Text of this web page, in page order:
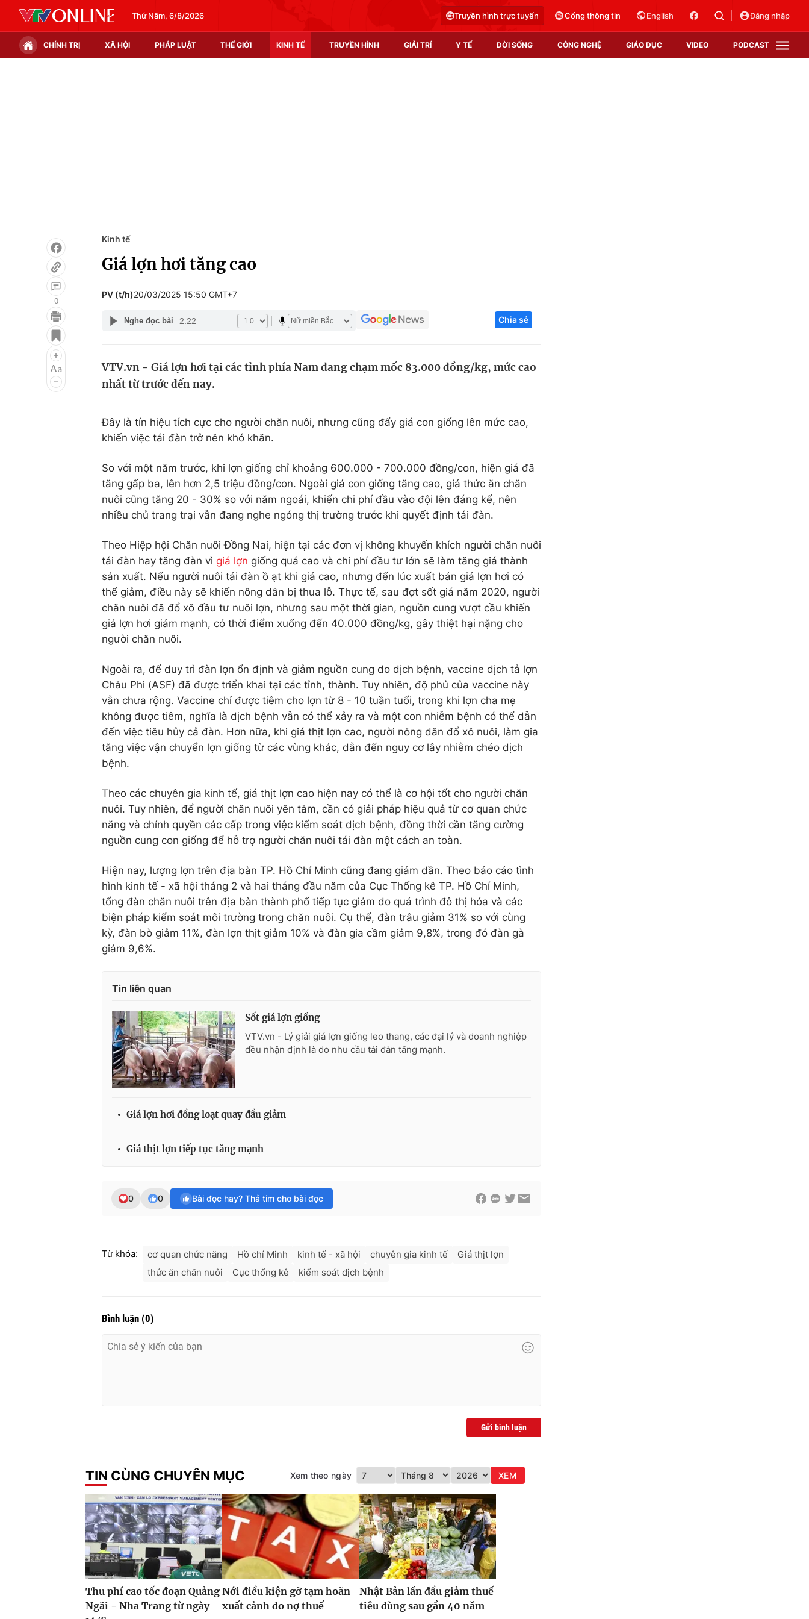
Thứ Năm, 6/8/2026 Truyền hình trực tuyến Cổng thông tin English Đăng nhập
CHÍNH TRỊ XÃ HỘI PHÁP LUẬT THẾ GIỚI KINH TẾ TRUYỀN HÌNH GIẢI TRÍ Y TẾ ĐỜI SỐNG CÔNG NGHỆ GIÁO DỤC VIDEO PODCAST
Điện ảnh
Âm nhạc
Làm đẹp
Giáo dục
Học trực tuyến
Công nghệ
Sản phẩm
Tư vấn
0
Kinh tế
Giá lợn hơi tăng cao
PV (t/h)20/03/2025 15:50 GMT+7
Nghe đọc bài 2:22 Chia sẻ
VTV.vn - Giá lợn hơi tại các tỉnh phía Nam đang chạm mốc 83.000 đồng/kg, mức cao
nhất từ trước đến nay.
Đây là tín hiệu tích cực cho người chăn nuôi, nhưng cũng đẩy giá con giống lên mức cao,
khiến việc tái đàn trở nên khó khăn.
So với một năm trước, khi lợn giống chỉ khoảng 600.000 - 700.000 đồng/con, hiện giá đã
tăng gấp ba, lên hơn 2,5 triệu đồng/con. Ngoài giá con giống tăng cao, giá thức ăn chăn
nuôi cũng tăng 20 - 30% so với năm ngoái, khiến chi phí đầu vào đội lên đáng kể, nên
nhiều chủ trang trại vẫn đang nghe ngóng thị trường trước khi quyết định tái đàn.
Theo Hiệp hội Chăn nuôi Đồng Nai, hiện tại các đơn vị không khuyến khích người chăn nuôi
tái đàn hay tăng đàn vì giá lợn giống quá cao và chi phí đầu tư lớn sẽ làm tăng giá thành
sản xuất. Nếu người nuôi tái đàn ồ ạt khi giá cao, nhưng đến lúc xuất bán giá lợn hơi có
thể giảm, điều này sẽ khiến nông dân bị thua lỗ. Thực tế, sau đợt sốt giá năm 2020, người
chăn nuôi đã đổ xô đầu tư nuôi lợn, nhưng sau một thời gian, nguồn cung vượt cầu khiến
giá lợn hơi giảm mạnh, có thời điểm xuống đến 40.000 đồng/kg, gây thiệt hại nặng cho
người chăn nuôi.
Ngoài ra, để duy trì đàn lợn ổn định và giảm nguồn cung do dịch bệnh, vaccine dịch tả lợn
Châu Phi (ASF) đã được triển khai tại các tỉnh, thành. Tuy nhiên, độ phủ của vaccine này
vẫn chưa rộng. Vaccine chỉ được tiêm cho lợn từ 8 - 10 tuần tuổi, trong khi lợn cha mẹ
không được tiêm, nghĩa là dịch bệnh vẫn có thể xảy ra và một con nhiễm bệnh có thể dẫn
đến việc tiêu hủy cả đàn. Hơn nữa, khi giá thịt lợn cao, người nông dân đổ xô nuôi, làm gia
tăng việc vận chuyển lợn giống từ các vùng khác, dẫn đến nguy cơ lây nhiễm chéo dịch
bệnh.
Theo các chuyên gia kinh tế, giá thịt lợn cao hiện nay có thể là cơ hội tốt cho người chăn
nuôi. Tuy nhiên, để người chăn nuôi yên tâm, cần có giải pháp hiệu quả từ cơ quan chức
năng và chính quyền các cấp trong việc kiểm soát dịch bệnh, đồng thời cần tăng cường
nguồn cung con giống để hỗ trợ người chăn nuôi tái đàn một cách an toàn.
Hiện nay, lượng lợn trên địa bàn TP. Hồ Chí Minh cũng đang giảm dần. Theo báo cáo tình
hình kinh tế - xã hội tháng 2 và hai tháng đầu năm của Cục Thống kê TP. Hồ Chí Minh,
tổng đàn chăn nuôi trên địa bàn thành phố tiếp tục giảm do quá trình đô thị hóa và các
biện pháp kiểm soát môi trường trong chăn nuôi. Cụ thể, đàn trâu giảm 31% so với cùng
kỳ, đàn bò giảm 11%, đàn lợn thịt giảm 10% và đàn gia cầm giảm 9,8%, trong đó đàn gà
giảm 9,6%.
Tin liên quan
Sốt giá lợn giống
VTV.vn - Lý giải giá lợn giống leo thang, các đại lý và doanh nghiệp
đều nhận định là do nhu cầu tái đàn tăng mạnh.
Giá lợn hơi đồng loạt quay đầu giảm
Giá thịt lợn tiếp tục tăng mạnh
0 0 Bài đọc hay? Thả tim cho bài đọc
Từ khóa: cơ quan chức năng Hồ chí Minh kinh tế - xã hội chuyên gia kinh tế
Giá thịt lợn
thức ăn chăn nuôi
Cục thống kê kiểm soát dịch bệnh
Bình luận (0)
Gửi bình luận
TIN CÙNG CHUYÊN MỤC Xem theo ngày XEM
Thu phí cao tốc đoạn Quảng
Ngãi - Nha Trang từ ngày
Nới điều kiện gỡ tạm hoãn
xuất cảnh do nợ thuế
Nhật Bản lần đầu giảm thuế
tiêu dùng sau gần 40 năm